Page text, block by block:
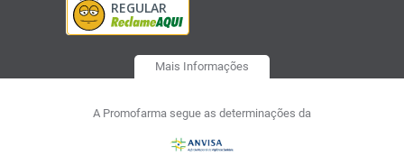
Mais Informações
A Promofarma segue as determinações da